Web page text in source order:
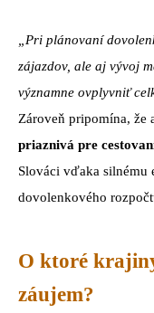
„Pri plánovaní
zájazdov, ale aj vývoj
významne ovplyvniť
Zároveň pripomína, že
priaznivá pre
Slováci vďaka silnému
dovolenkového
O ktoré
záujem?